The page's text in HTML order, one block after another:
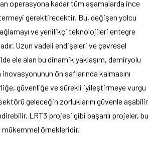
operasyona kadar tüm aşamalarda ince
gerektirecektir. Bu, değişen yolcu
ve yenilikçi teknolojileri entegre
Uzun vadeli endişeleri ve çevresel
ele alan bu dinamik yaklaşım, demiryolu
ön saflarında kalmasını
güvenliğe ve sürekli iyileştirmeye vurgu
geleceğin zorluklarını güvenle aşabilir
LRT3 projesi gibi başarılı projeler, bu
örnekleridir.